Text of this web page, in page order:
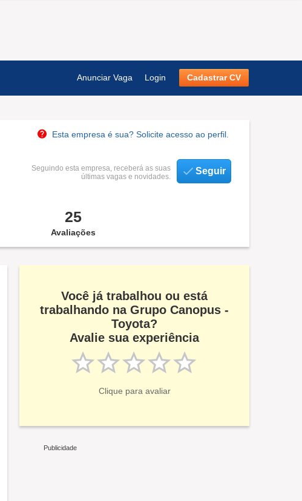
Anunciar Vaga Login Cadastrar CV
Esta empresa é sua? Solicite acesso ao perfil.
Seguindo esta empresa, receberá as suas
últimas vagas e novidades.
Seguir
25
Avaliações
Você já trabalhou ou está
trabalhando na Grupo Canopus -
Toyota?
Avalie sua experiência
Clique para avaliar